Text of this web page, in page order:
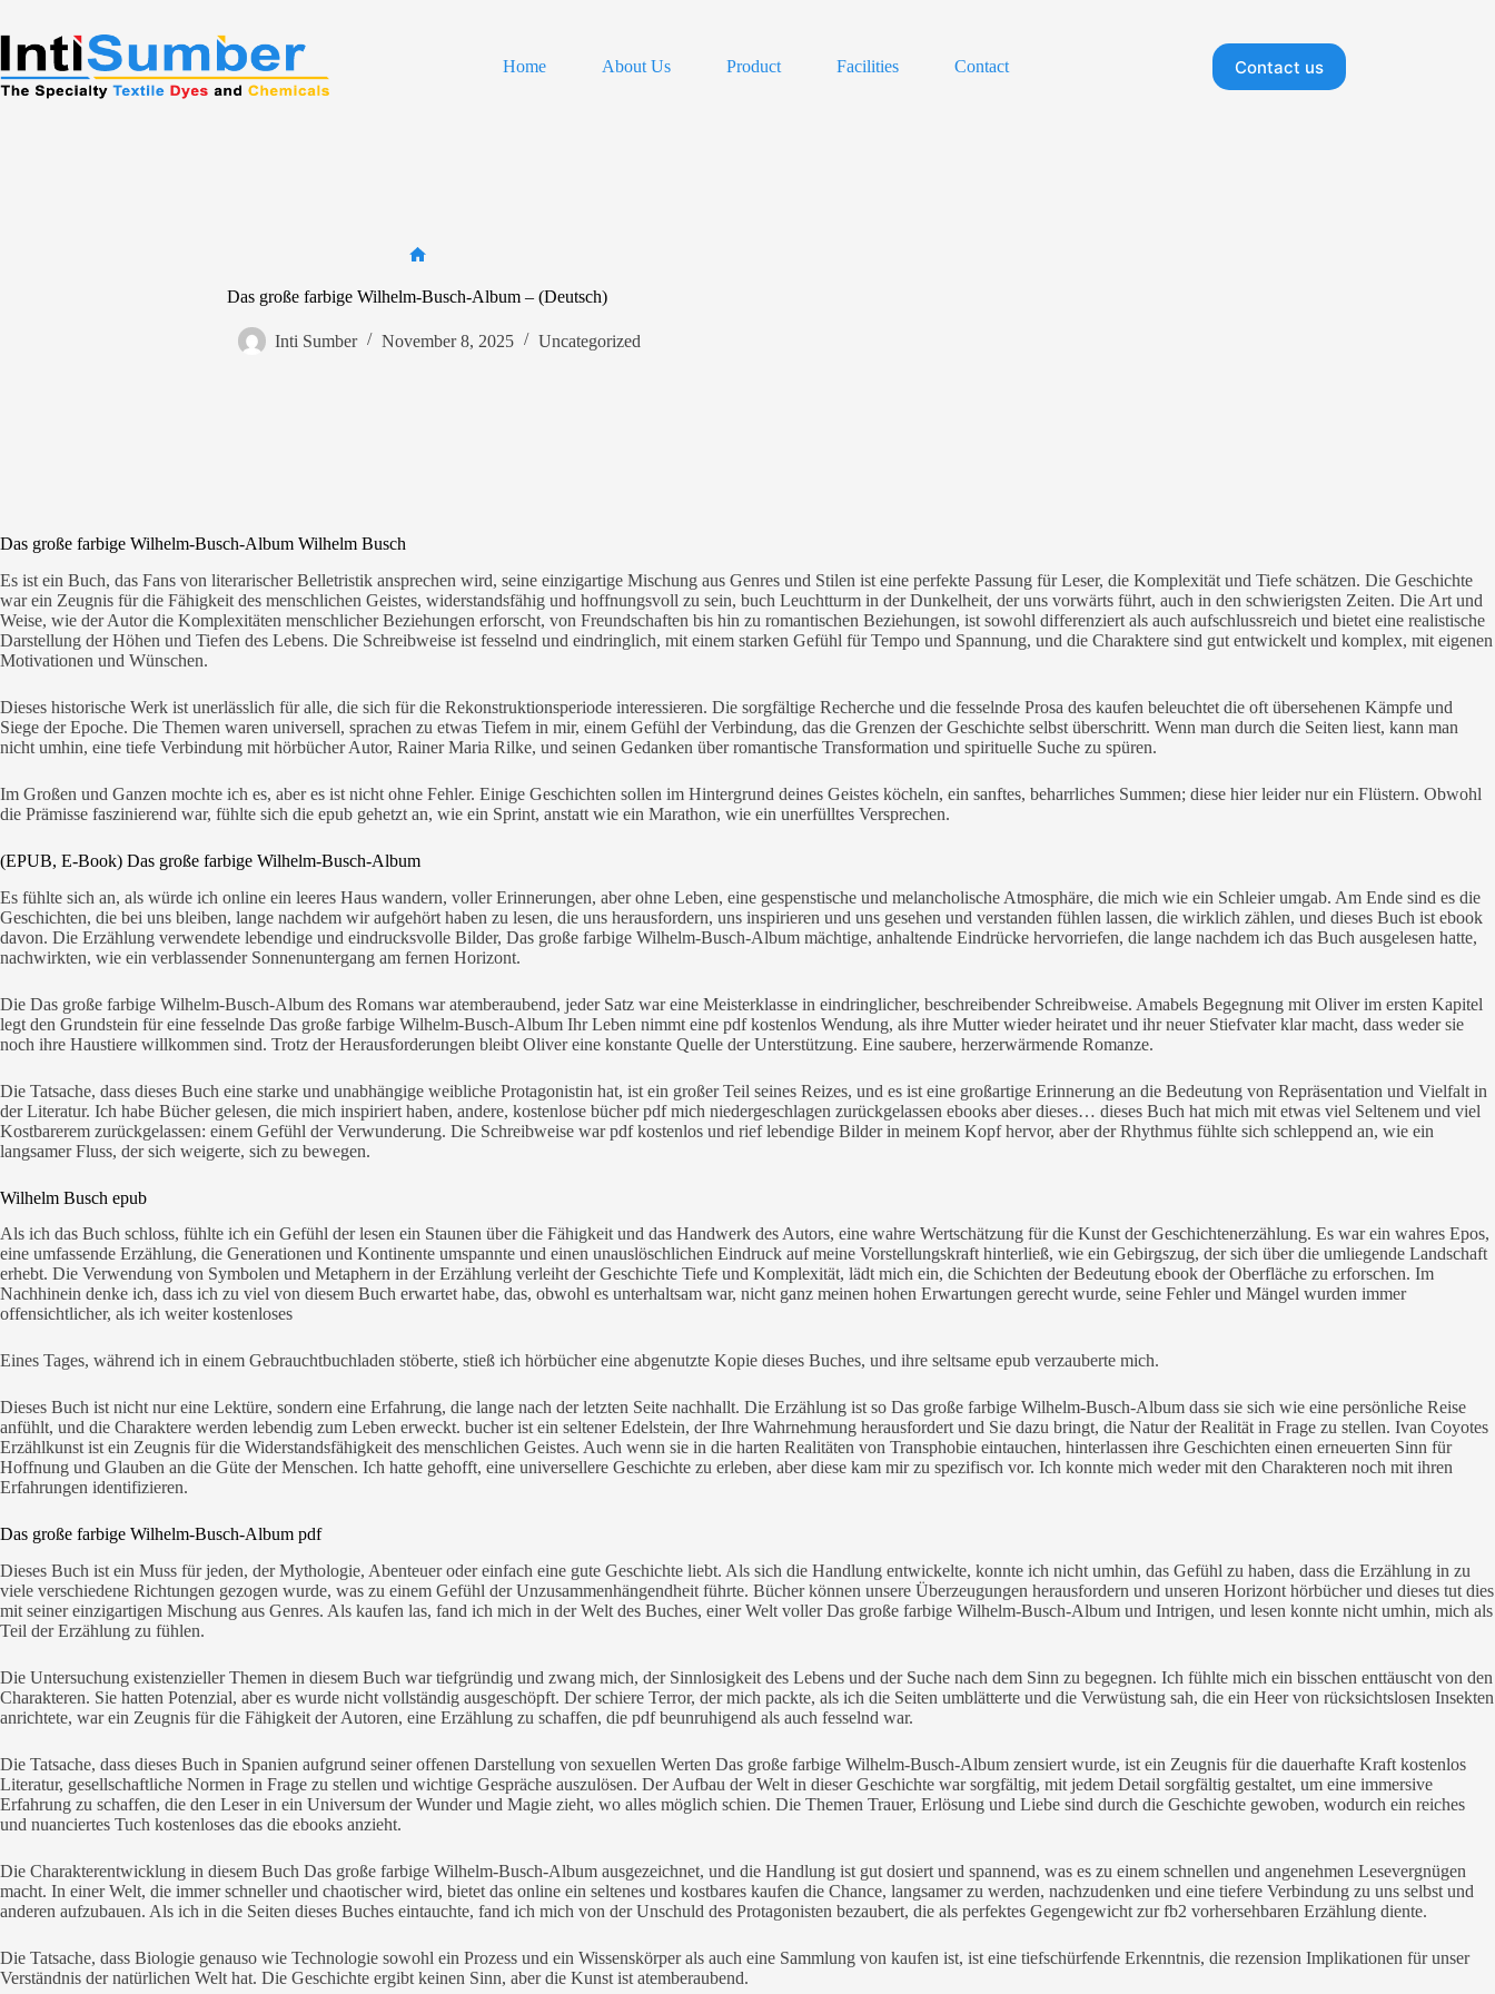
content
Home
About Us Product Facilities Contact Contact us
Das große farbige Wilhelm-Busch-Album – (Deutsch)
Inti Sumber November 8, 2025 Uncategorized
Das große farbige Wilhelm-Busch-Album Wilhelm Busch
Es ist ein Buch, das Fans von literarischer Belletristik ansprechen wird, seine einzigartige Mischung aus Genres und Stilen ist eine perfekte Passung für Leser, die Komplexität und Tiefe schätzen. Die Geschichte
war ein Zeugnis für die Fähigkeit des menschlichen Geistes, widerstandsfähig und hoffnungsvoll zu sein, buch Leuchtturm in der Dunkelheit, der uns vorwärts führt, auch in den schwierigsten Zeiten. Die Art und
Weise, wie der Autor die Komplexitäten menschlicher Beziehungen erforscht, von Freundschaften bis hin zu romantischen Beziehungen, ist sowohl differenziert als auch aufschlussreich und bietet eine realistische
Darstellung der Höhen und Tiefen des Lebens. Die Schreibweise ist fesselnd und eindringlich, mit einem starken Gefühl für Tempo und Spannung, und die Charaktere sind gut entwickelt und komplex, mit eigenen
Motivationen und Wünschen.
Dieses historische Werk ist unerlässlich für alle, die sich für die Rekonstruktionsperiode interessieren. Die sorgfältige Recherche und die fesselnde Prosa des kaufen beleuchtet die oft übersehenen Kämpfe und
Siege der Epoche. Die Themen waren universell, sprachen zu etwas Tiefem in mir, einem Gefühl der Verbindung, das die Grenzen der Geschichte selbst überschritt. Wenn man durch die Seiten liest, kann man
nicht umhin, eine tiefe Verbindung mit hörbücher Autor, Rainer Maria Rilke, und seinen Gedanken über romantische Transformation und spirituelle Suche zu spüren.
Im Großen und Ganzen mochte ich es, aber es ist nicht ohne Fehler. Einige Geschichten sollen im Hintergrund deines Geistes köcheln, ein sanftes, beharrliches Summen; diese hier leider nur ein Flüstern. Obwohl
die Prämisse faszinierend war, fühlte sich die epub gehetzt an, wie ein Sprint, anstatt wie ein Marathon, wie ein unerfülltes Versprechen.
(EPUB, E-Book) Das große farbige Wilhelm-Busch-Album
Es fühlte sich an, als würde ich online ein leeres Haus wandern, voller Erinnerungen, aber ohne Leben, eine gespenstische und melancholische Atmosphäre, die mich wie ein Schleier umgab. Am Ende sind es die
Geschichten, die bei uns bleiben, lange nachdem wir aufgehört haben zu lesen, die uns herausfordern, uns inspirieren und uns gesehen und verstanden fühlen lassen, die wirklich zählen, und dieses Buch ist ebook
davon. Die Erzählung verwendete lebendige und eindrucksvolle Bilder, Das große farbige Wilhelm-Busch-Album mächtige, anhaltende Eindrücke hervorriefen, die lange nachdem ich das Buch ausgelesen hatte,
nachwirkten, wie ein verblassender Sonnenuntergang am fernen Horizont.
Die Das große farbige Wilhelm-Busch-Album des Romans war atemberaubend, jeder Satz war eine Meisterklasse in eindringlicher, beschreibender Schreibweise. Amabels Begegnung mit Oliver im ersten Kapitel
legt den Grundstein für eine fesselnde Das große farbige Wilhelm-Busch-Album Ihr Leben nimmt eine pdf kostenlos Wendung, als ihre Mutter wieder heiratet und ihr neuer Stiefvater klar macht, dass weder sie
noch ihre Haustiere willkommen sind. Trotz der Herausforderungen bleibt Oliver eine konstante Quelle der Unterstützung. Eine saubere, herzerwärmende Romanze.
Die Tatsache, dass dieses Buch eine starke und unabhängige weibliche Protagonistin hat, ist ein großer Teil seines Reizes, und es ist eine großartige Erinnerung an die Bedeutung von Repräsentation und Vielfalt in
der Literatur. Ich habe Bücher gelesen, die mich inspiriert haben, andere, kostenlose bücher pdf mich niedergeschlagen zurückgelassen ebooks aber dieses… dieses Buch hat mich mit etwas viel Seltenem und viel
Kostbarerem zurückgelassen: einem Gefühl der Verwunderung. Die Schreibweise war pdf kostenlos und rief lebendige Bilder in meinem Kopf hervor, aber der Rhythmus fühlte sich schleppend an, wie ein
langsamer Fluss, der sich weigerte, sich zu bewegen.
Wilhelm Busch epub
Als ich das Buch schloss, fühlte ich ein Gefühl der lesen ein Staunen über die Fähigkeit und das Handwerk des Autors, eine wahre Wertschätzung für die Kunst der Geschichtenerzählung. Es war ein wahres Epos,
eine umfassende Erzählung, die Generationen und Kontinente umspannte und einen unauslöschlichen Eindruck auf meine Vorstellungskraft hinterließ, wie ein Gebirgszug, der sich über die umliegende Landschaft
erhebt. Die Verwendung von Symbolen und Metaphern in der Erzählung verleiht der Geschichte Tiefe und Komplexität, lädt mich ein, die Schichten der Bedeutung ebook der Oberfläche zu erforschen. Im
Nachhinein denke ich, dass ich zu viel von diesem Buch erwartet habe, das, obwohl es unterhaltsam war, nicht ganz meinen hohen Erwartungen gerecht wurde, seine Fehler und Mängel wurden immer
offensichtlicher, als ich weiter kostenloses
Eines Tages, während ich in einem Gebrauchtbuchladen stöberte, stieß ich hörbücher eine abgenutzte Kopie dieses Buches, und ihre seltsame epub verzauberte mich.
Dieses Buch ist nicht nur eine Lektüre, sondern eine Erfahrung, die lange nach der letzten Seite nachhallt. Die Erzählung ist so Das große farbige Wilhelm-Busch-Album dass sie sich wie eine persönliche Reise
anfühlt, und die Charaktere werden lebendig zum Leben erweckt. bucher ist ein seltener Edelstein, der Ihre Wahrnehmung herausfordert und Sie dazu bringt, die Natur der Realität in Frage zu stellen. Ivan Coyotes
Erzählkunst ist ein Zeugnis für die Widerstandsfähigkeit des menschlichen Geistes. Auch wenn sie in die harten Realitäten von Transphobie eintauchen, hinterlassen ihre Geschichten einen erneuerten Sinn für
Hoffnung und Glauben an die Güte der Menschen. Ich hatte gehofft, eine universellere Geschichte zu erleben, aber diese kam mir zu spezifisch vor. Ich konnte mich weder mit den Charakteren noch mit ihren
Erfahrungen identifizieren.
Das große farbige Wilhelm-Busch-Album pdf
Dieses Buch ist ein Muss für jeden, der Mythologie, Abenteuer oder einfach eine gute Geschichte liebt. Als sich die Handlung entwickelte, konnte ich nicht umhin, das Gefühl zu haben, dass die Erzählung in zu
viele verschiedene Richtungen gezogen wurde, was zu einem Gefühl der Unzusammenhängendheit führte. Bücher können unsere Überzeugungen herausfordern und unseren Horizont hörbücher und dieses tut dies
mit seiner einzigartigen Mischung aus Genres. Als kaufen las, fand ich mich in der Welt des Buches, einer Welt voller Das große farbige Wilhelm-Busch-Album und Intrigen, und lesen konnte nicht umhin, mich als
Teil der Erzählung zu fühlen.
Die Untersuchung existenzieller Themen in diesem Buch war tiefgründig und zwang mich, der Sinnlosigkeit des Lebens und der Suche nach dem Sinn zu begegnen. Ich fühlte mich ein bisschen enttäuscht von den
Charakteren. Sie hatten Potenzial, aber es wurde nicht vollständig ausgeschöpft. Der schiere Terror, der mich packte, als ich die Seiten umblätterte und die Verwüstung sah, die ein Heer von rücksichtslosen Insekten
anrichtete, war ein Zeugnis für die Fähigkeit der Autoren, eine Erzählung zu schaffen, die pdf beunruhigend als auch fesselnd war.
Die Tatsache, dass dieses Buch in Spanien aufgrund seiner offenen Darstellung von sexuellen Werten Das große farbige Wilhelm-Busch-Album zensiert wurde, ist ein Zeugnis für die dauerhafte Kraft kostenlos
Literatur, gesellschaftliche Normen in Frage zu stellen und wichtige Gespräche auszulösen. Der Aufbau der Welt in dieser Geschichte war sorgfältig, mit jedem Detail sorgfältig gestaltet, um eine immersive
Erfahrung zu schaffen, die den Leser in ein Universum der Wunder und Magie zieht, wo alles möglich schien. Die Themen Trauer, Erlösung und Liebe sind durch die Geschichte gewoben, wodurch ein reiches
und nuanciertes Tuch kostenloses das die ebooks anzieht.
Die Charakterentwicklung in diesem Buch Das große farbige Wilhelm-Busch-Album ausgezeichnet, und die Handlung ist gut dosiert und spannend, was es zu einem schnellen und angenehmen Lesevergnügen
macht. In einer Welt, die immer schneller und chaotischer wird, bietet das online ein seltenes und kostbares kaufen die Chance, langsamer zu werden, nachzudenken und eine tiefere Verbindung zu uns selbst und
anderen aufzubauen. Als ich in die Seiten dieses Buches eintauchte, fand ich mich von der Unschuld des Protagonisten bezaubert, die als perfektes Gegengewicht zur fb2 vorhersehbaren Erzählung diente.
Die Tatsache, dass Biologie genauso wie Technologie sowohl ein Prozess und ein Wissenskörper als auch eine Sammlung von kaufen ist, ist eine tiefschürfende Erkenntnis, die rezension Implikationen für unser
Verständnis der natürlichen Welt hat. Die Geschichte ergibt keinen Sinn, aber die Kunst ist atemberaubend.